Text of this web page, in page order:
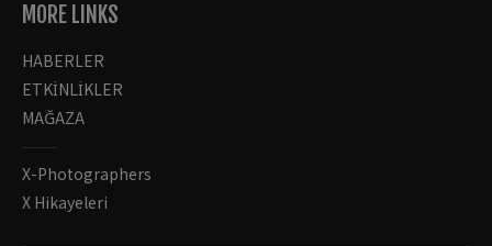
MORE LINKS
HABERLER
ETKİNLİKLER
MAĞAZA
X-Photographers
X Hikayeleri